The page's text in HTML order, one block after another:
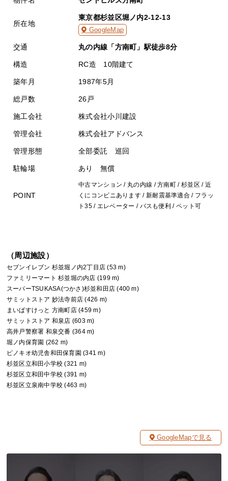
所在地
東京都杉並区堀ノ内2-12-13
GoogleMap
交通 丸の内線「方南町」駅徒歩8分
構造 RC造 10階建て
築年月 1987年5月
総戸数 26戸
施工会社 株式会社小川建設
管理会社 株式会社アドバンス
管理形態 全部委託 巡回
駐輪場 あり 無償
POINT
中古マンション / 丸の内線 / 方南町 / 杉並区 / 近
くにコンビニあります / 新耐震基準適合 / フラッ
ト35 / エレベーター / バスも便利 / ペット可
（周辺施設）
セブンイレブン 杉並堀ノ内2丁目店 (53 m)
ファミリーマート 杉並堀の内店 (199 m)
スーパーTSUKASA(つかさ)杉並和田店 (400 m)
サミットストア 妙法寺前店 (426 m)
まいばすけっと 方南町店 (459 m)
サミットストア 和泉店 (603 m)
高井戸警察署 和泉交番 (364 m)
堀ノ内保育園 (262 m)
ピノキオ幼児舎和田保育園 (341 m)
杉並区立和田小学校 (321 m)
杉並区立和田中学校 (391 m)
杉並区立泉南中学校 (463 m)
GoogleMapで見る